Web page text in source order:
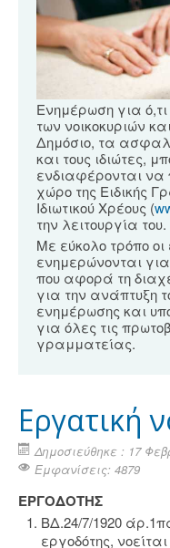
Ενημέρωση για
των νοικοκυριών
Δημόσιο, τα
και τους ιδιώτες,
ενδιαφέρονται να
χώρο της Ειδικής
Ιδιωτικού Χρέους (
την λειτουργία του.
Με εύκολο τρόπο
ενημερώνονται
που αφορά τη
για την ανάπτυξη
ενημέρωσης και
για όλες τις
γραμματείας.
Εργατική
Δημοσιεύθηκε : 17
Εμφανίσεις: 4879
ΕΡΓΟΔΟΤΗΣ
ΒΔ.24/7/1920
εργοδότης,